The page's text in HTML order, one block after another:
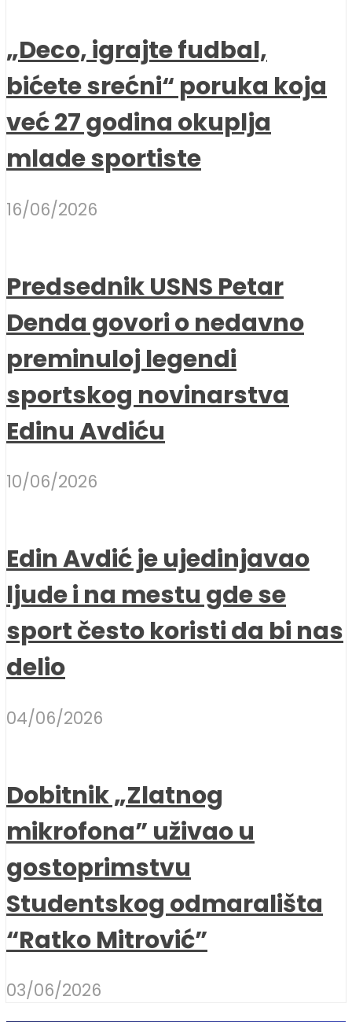
„Deco, igrajte fudbal,
bićete srećni“ poruka koja
već 27 godina okuplja
mlade sportiste
16/06/2026
Predsednik USNS Petar
Denda govori o nedavno
preminuloj legendi
sportskog novinarstva
Edinu Avdiću
10/06/2026
Edin Avdić je ujedinjavao
ljude i na mestu gde se
sport često koristi da bi nas
delio
04/06/2026
Dobitnik „Zlatnog
mikrofona” uživao u
gostoprimstvu
Studentskog odmarališta
“Ratko Mitrović”
03/06/2026